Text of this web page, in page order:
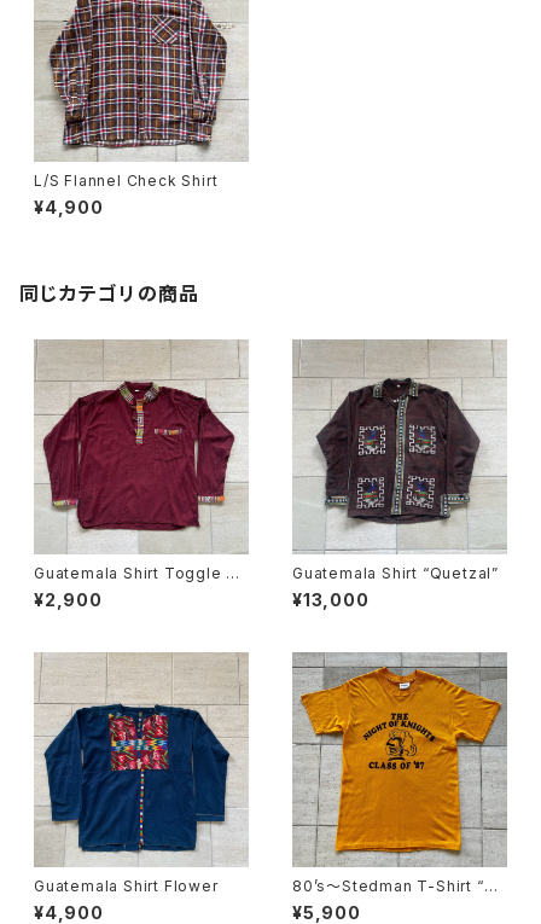
L/S Flannel Check Shirt
¥4,900
同じカテゴリの商品
Guatemala Shirt Toggle Bu
tton
¥2,900
Guatemala Shirt “Quetzal”
¥13,000
Guatemala Shirt Flower
¥4,900
80’s〜Stedman T-Shirt “M
ADE IN USA”
¥5,900